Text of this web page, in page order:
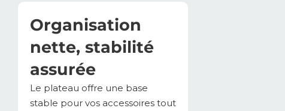
Organisation
nette, stabilité
assurée
Le plateau offre une base
stable pour vos accessoires tout